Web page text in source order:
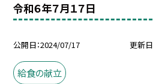
令和６年７月１７日
公開日 2024/07/17 更新日
給食の献立